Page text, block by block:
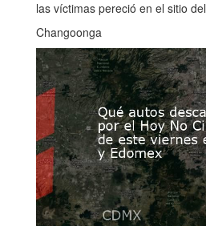
las víctimas pereció en el sitio
Changoonga